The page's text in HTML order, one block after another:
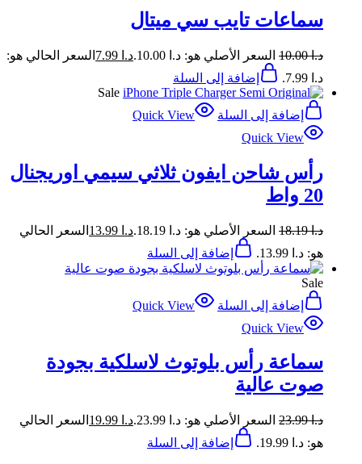
سماعات تايب سي ميتال
د.ا10.00 السعر الأصلي هو: د.ا 10.00. د.ا
السعر الحالي هو:
د.ا 7.99.
إضافة إلى السلة
Sale
إضافة إلى السلة
Quick View
Quick View
رأس شاحن ايفون ثلاثي سيمي اوريجنال
20 واط
د.ا18.19 السعر الأصلي هو: د.ا 18.19. د.ا
السعر الحالي
هو: د.ا 13.99.
إضافة إلى السلة
Sale
إضافة إلى السلة
Quick View
Quick View
سماعة رأس بلوتوث لاسلكية بجودة
صوت عالية
د.ا23.99 السعر الأصلي هو: د.ا 23.99. د.ا
السعر الحالي
هو: د.ا 19.99.
إضافة إلى السلة